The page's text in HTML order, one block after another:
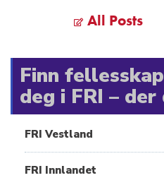
All Posts
Finn
deg i FRI – der
FRI Vestland
FRI Innlandet